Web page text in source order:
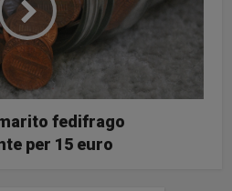
fedifrago
per 15 euro